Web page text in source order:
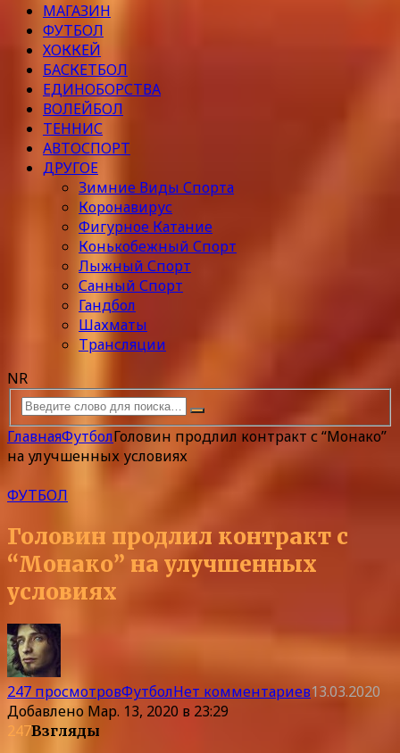
МАГАЗИН
ФУТБОЛ
ХОККЕЙ
БАСКЕТБОЛ
ЕДИНОБОРСТВА
ВОЛЕЙБОЛ
ТЕННИС
АВТОСПОРТ
ДРУГОЕ
Зимние Виды Спорта
Коронавирус
Фигурное Катание
Конькобежный Спорт
Лыжный Спорт
Санный Спорт
Гандбол
Шахматы
Трансляции
NR
ГлавнаяФутболГоловин продлил контракт с “Монако”
на улучшенных условиях
ФУТБОЛ
Головин продлил контракт с
“Монако” на улучшенных
условиях
247 просмотровФутболНет комментариев13.03.2020
Добавлено Мар. 13, 2020 в 23:29
247Взгляды